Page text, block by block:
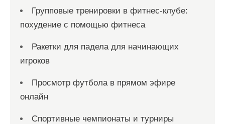
Групповые тренировки в фитнес-клубе:
похудение с помощью фитнеса
Ракетки для падела для начинающих
игроков
Просмотр футбола в прямом эфире
онлайн
Спортивные чемпионаты и турниры